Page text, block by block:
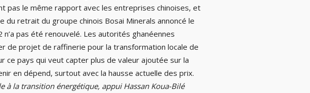
pas le même rapport avec les entreprises chinoises, et
du retrait du groupe chinois Bosai Minerals annoncé le
pas été renouvelé. Les autorités ghanéennes
de projet de raffinerie pour la transformation locale de
ce pays qui veut capter plus de valeur ajoutée sur la
en dépend, surtout avec la hausse actuelle des prix.
à la transition énergétique, appui Hassan Koua-Bilé